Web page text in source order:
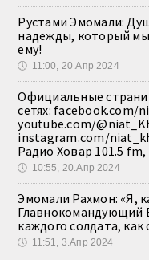
Рустами Эмомали:
надежды, который
ему!
🕔 11:00, 20.Апр 2024
Официальные
сетях:
youtube.com/
instagram.com/
Радио Ховар 101.5
🕔 10:55, 20.Апр 2024
Эмомали Рахмон: «Я,
Главнокомандующий
каждого солдата, как
🕔 11:51, 3.Апр 2024